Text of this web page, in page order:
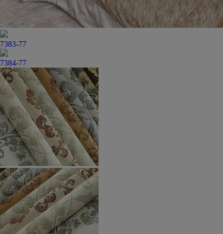
7383-77
7384-77